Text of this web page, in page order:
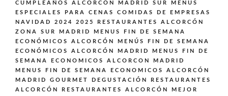
CUMPLEAÑOS ALCORCÓN MADRID SUR
MENUS
ESPECIALES PARA CENAS COMIDAS DE EMPRESAS
NAVIDAD 2024 2025 RESTAURANTES ALCORCÓN
ZONA SUR MADRID
MENUS FIN DE SEMANA
ECONÓMICOS ALCORCÓN
MENÚS FIN DE SEMANA
ECONÓMICOS ALCORCÓN MADRID
MENUS FIN DE
SEMANA ECONOMICOS ALCORCON MADRID
MENUS FIN DE SEMANA ECONOMICOS ALCORCÓN
MADRID GOURMET DEGUSTACIÓN
RESTAURANTES
ALCORCÓN
RESTAURANTES ALCORCÓN MEJOR